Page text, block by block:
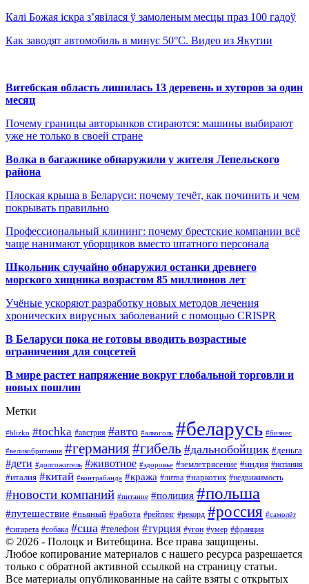
Калі Божая іскра з’явілася ў замоленым месцы праз 100 гадоў
Как заводят автомобиль в минус 50°C. Видео из Якутии
Витебская область лишилась 13 деревень и хуторов за один
месяц
Почему границы авторынков стираются: машины выбирают
уже не только в своей стране
Волка в багажнике обнаружили у жителя Лепельского
района
Плоская крыша в Беларуси: почему течёт, как починить и чем
покрывать правильно
Профессиональный клининг: почему брестские компании всё
чаще нанимают уборщиков вместо штатного персонала
Школьник случайно обнаружил останки древнего
морского хищника возрастом 85 миллионов лет
Учёные ускоряют разработку новых методов лечения
хронических вирусных заболеваний с помощью CRISPR
В Беларуси пока не готовы вводить возрастные
ограничения для соцсетей
В мире растет напряжение вокруг глобальной торговли и
новых пошлин
Метки
#blizko #tochka #австрия #авто #алкоголь #беларусь #бизнес
#великобритания #германия#гибель #дальнобойщик #деньга
#дети #долгожитель #животное #здоровье #землетрясение #индия #испания
#италия #китай #контрабанда #кража #литва #наркотик #недвижимость
#новости компаний #питание #полиция #польша
#путешествие #пьяный #работа #рейтинг #рекорд #россия #самолёт
#сигарета #собака #сша #телефон #турция #угон #умер #франция
© 2026 - Полоцк и Витебщина. Все права защищены.
Любое копирование материалов с нашего ресурса разрешается
только с обратной активной ссылкой на страницу статьи.
Все материалы опубликованные на сайте взяты с открытых